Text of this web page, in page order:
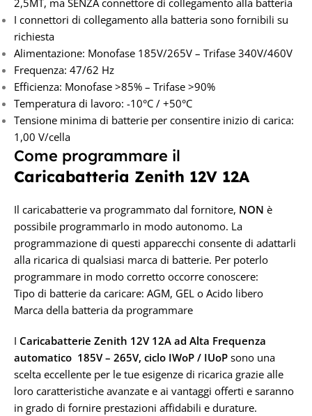
2,5MT, ma SENZA connettore di collegamento alla batteria
I connettori di collegamento alla batteria sono fornibili su
richiesta
Alimentazione: Monofase 185V/265V – Trifase 340V/460V
Frequenza: 47/62 Hz
Efficienza: Monofase >85% – Trifase >90%
Temperatura di lavoro: -10°C / +50°C
Tensione minima di batterie per consentire inizio di carica:
1,00 V/cella
Come programmare il
Caricabatteria Zenith 12V 12A
Il caricabatterie va programmato dal fornitore, NON è
possibile programmarlo in modo autonomo. La
programmazione di questi apparecchi consente di adattarli
alla ricarica di qualsiasi marca di batterie. Per poterlo
programmare in modo corretto occorre conoscere:
Tipo di batterie da caricare: AGM, GEL o Acido libero
Marca della batteria da programmare
I Caricabatterie Zenith 12V 12A ad Alta Frequenza
automatico 185V – 265V, ciclo IWoP / IUoP sono una
scelta eccellente per le tue esigenze di ricarica grazie alle
loro caratteristiche avanzate e ai vantaggi offerti e saranno
in grado di fornire prestazioni affidabili e durature.